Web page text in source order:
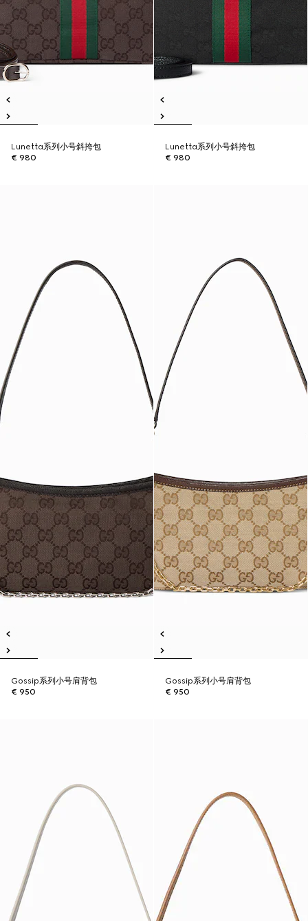
Lunetta系列小号斜挎包
€ 980
Lunetta系列小号斜挎包
€ 980
Gossip系列小号肩背包
€ 950
Gossip系列小号肩背包
€ 950